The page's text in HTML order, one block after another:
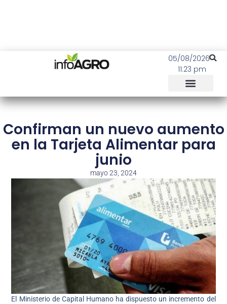
05/08/2026
11:23 pm
Confirman un nuevo aumento
en la Tarjeta Alimentar para
junio
mayo 23, 2024
El Ministerio de Capital Humano ha dispuesto un incremento del